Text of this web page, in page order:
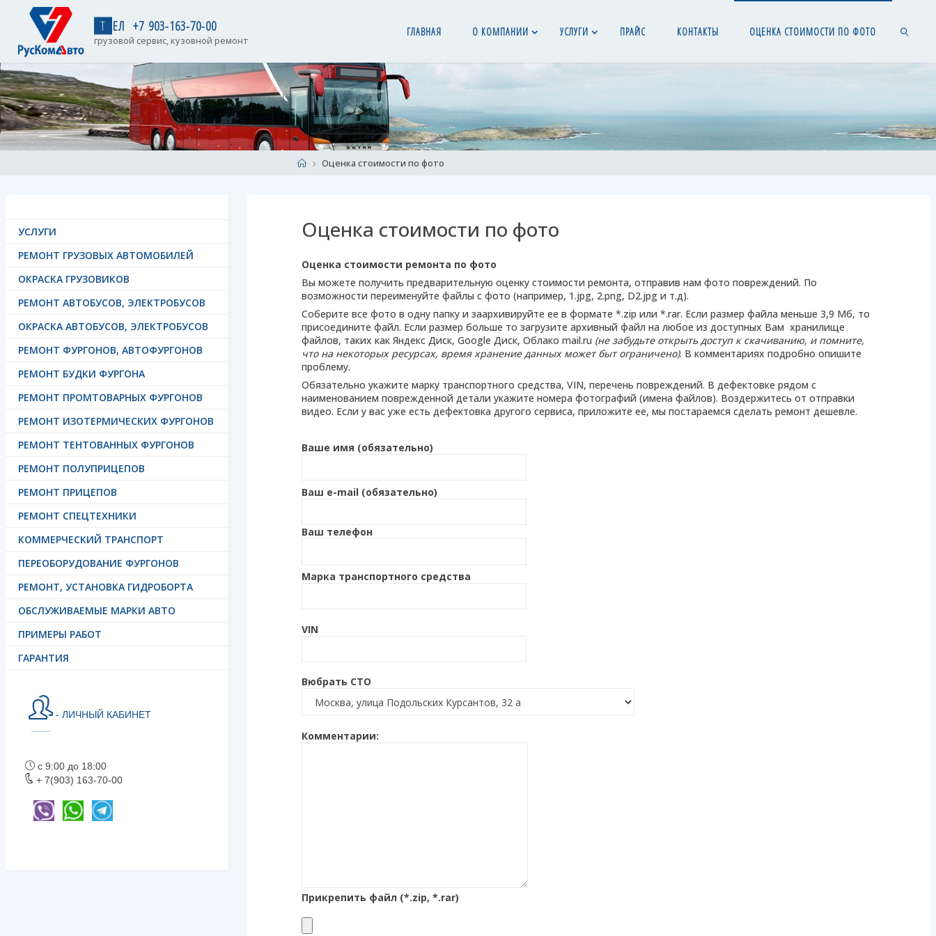
Т ЕЛ +7 903-163-70-00
грузовой сервис, кузовной ремонт
ГЛАВНАЯ О КОМПАНИИ УСЛУГИ ПРАЙС КОНТАКТЫ ОЦЕНКА СТОИМОСТИ ПО ФОТО
HomeОценка стоимости по фото
Оценка стоимости по фото
Оценка стоимости ремонта по фото
Вы можете получить предварительную оценку стоимости ремонта, отправив нам фото повреждений. По
возможности переименуйте файлы с фото (например, 1.jpg, 2.png, D2.jpg и т.д).
Соберите все фото в одну папку и заархивируйте ее в формате *.zip или *.rar. Если размер файла меньше 3,9 Mб, то
присоедините файл. Если размер больше то загрузите архивный файл на любое из доступных Вам хранилище
файлов, таких как Яндекс Диск, Google Диск, Облако mail.ru (не забудьте открыть доступ к скачиванию, и помните,
что на некоторых ресурсах, время хранение данных может быт ограничено). В комментариях подробно опишите
проблему.
Обязательно укажите марку транспортного средства, VIN, перечень повреждений. В дефектовке рядом с
наименованием поврежденной детали укажите номера фотографий (имена файлов). Воздержитесь от отправки
видео. Если у вас уже есть дефектовка другого сервиса, приложите ее, мы постараемся сделать ремонт дешевле.
Ваше имя (обязательно)
Ваш e-mail (обязательно)
Ваш телефон
Марка транспортного средства
VIN
Вюбрать СТО
Комментарии:
Прикрепить файл (*.zip, *.rar)
УСЛУГИ
РЕМОНТ ГРУЗОВЫХ АВТОМОБИЛЕЙ
ОКРАСКА ГРУЗОВИКОВ
РЕМОНТ АВТОБУСОВ, ЭЛЕКТРОБУСОВ
ОКРАСКА АВТОБУСОВ, ЭЛЕКТРОБУСОВ
РЕМОНТ ФУРГОНОВ, АВТОФУРГОНОВ
РЕМОНТ БУДКИ ФУРГОНА
РЕМОНТ ПРОМТОВАРНЫХ ФУРГОНОВ
РЕМОНТ ИЗОТЕРМИЧЕСКИХ ФУРГОНОВ
РЕМОНТ ТЕНТОВАННЫХ ФУРГОНОВ
РЕМОНТ ПОЛУПРИЦЕПОВ
РЕМОНТ ПРИЦЕПОВ
РЕМОНТ СПЕЦТЕХНИКИ
КОММЕРЧЕСКИЙ ТРАНСПОРТ
ПЕРЕОБОРУДОВАНИЕ ФУРГОНОВ
РЕМОНТ, УСТАНОВКА ГИДРОБОРТА
ОБСЛУЖИВАЕМЫЕ МАРКИ АВТО
ПРИМЕРЫ РАБОТ
ГАРАНТИЯ
- ЛИЧНЫЙ КАБИНЕТ
с 9:00 до 18:00
+ 7(903) 163-70-00